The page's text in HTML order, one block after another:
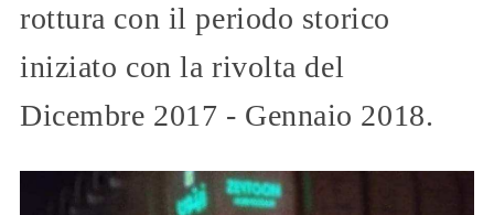
rottura con il periodo storico
iniziato con la rivolta del
Dicembre 2017 - Gennaio 2018.